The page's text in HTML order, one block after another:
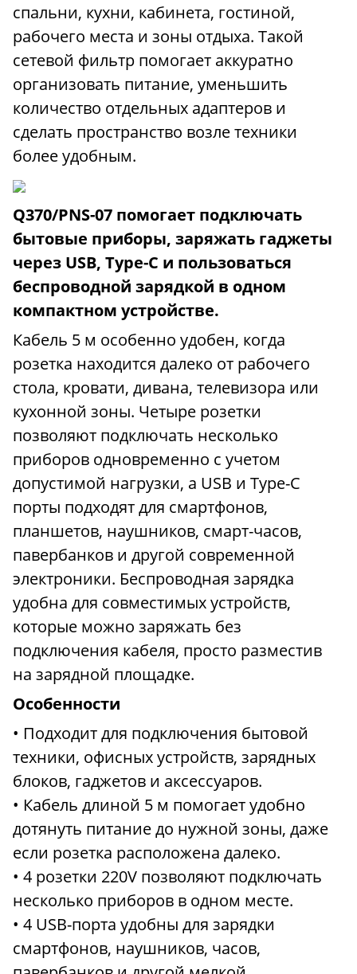
спальни, кухни, кабинета, гостиной,
рабочего места и зоны отдыха. Такой
сетевой фильтр помогает аккуратно
организовать питание, уменьшить
количество отдельных адаптеров и
сделать пространство возле техники
более удобным.
Q370/PNS-07 помогает подключать
бытовые приборы, заряжать гаджеты
через USB, Type-C и пользоваться
беспроводной зарядкой в одном
компактном устройстве.
Кабель 5 м особенно удобен, когда
розетка находится далеко от рабочего
стола, кровати, дивана, телевизора или
кухонной зоны. Четыре розетки
позволяют подключать несколько
приборов одновременно с учетом
допустимой нагрузки, а USB и Type-C
порты подходят для смартфонов,
планшетов, наушников, смарт-часов,
павербанков и другой современной
электроники. Беспроводная зарядка
удобна для совместимых устройств,
которые можно заряжать без
подключения кабеля, просто разместив
на зарядной площадке.
Особенности
• Подходит для подключения бытовой
техники, офисных устройств, зарядных
блоков, гаджетов и аксессуаров.
• Кабель длиной 5 м помогает удобно
дотянуть питание до нужной зоны, даже
если розетка расположена далеко.
• 4 розетки 220V позволяют подключать
несколько приборов в одном месте.
• 4 USB-порта удобны для зарядки
смартфонов, наушников, часов,